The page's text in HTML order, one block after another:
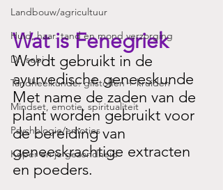
Landbouw/agricultuur
Huid, haar. tand en mond verzorging
Dr. sebi
Tandheelkunde: gifstoffen + kruiden
Mindset, emotie, spiritualiteit
Psychologie/emoties
Koper en je gezondheid
Wat is Fenegriek
Wordt gebruikt in de
ayurvedische geneeskunde
Met name de zaden van de
plant worden gebruikt voor
de bereiding van
geneeskrachtige extracten
en poeders.